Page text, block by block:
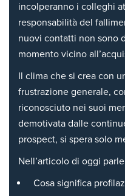
incolperanno i colleghi
responsabilità del
nuovi contatti non sono
momento vicino
Il clima che si crea con
frustrazione generale,
riconosciuto nei suoi
demotivata dalle
prospect, si spera solo
Nell’articolo di oggi
Cosa significa